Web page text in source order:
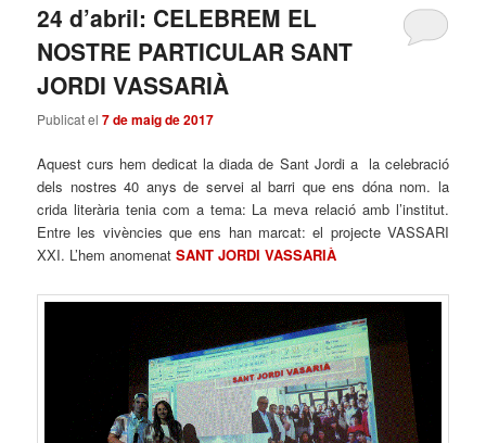
24 d’abril: CELEBREM EL
NOSTRE PARTICULAR SANT
JORDI VASSARIÀ
Publicat el7 de maig de 2017
Aquest curs hem dedicat la diada de Sant Jordi a la celebració
dels nostres 40 anys de servei al barri que ens dóna nom. la
crida literària tenia com a tema: La meva relació amb l’institut.
Entre les vivències que ens han marcat: el projecte VASSARI
XXI. L’hem anomenatSANT JORDI VASSARIÀ